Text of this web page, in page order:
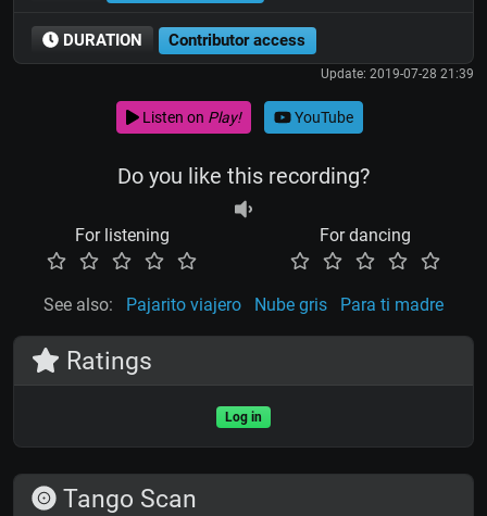
DURATION Contributor access
Update: 2019-07-28 21:39
Listen on Play! YouTube
Do you like this recording?
For listening For dancing
See also: Pajarito viajero Nube gris Para ti madre
Ratings
Log in
Tango Scan